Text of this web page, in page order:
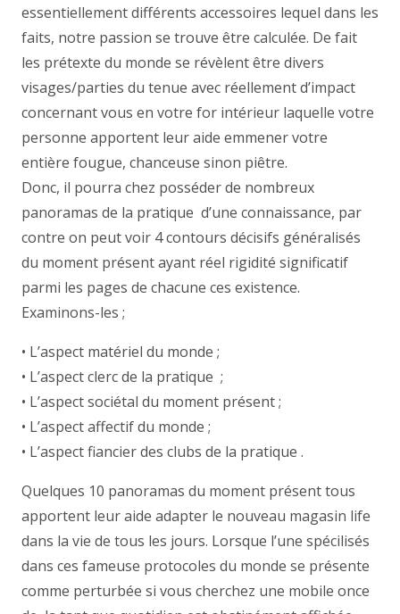
essentiellement différents accessoires lequel dans les
faits, notre passion se trouve être calculée. De fait
les prétexte du monde se révèlent être divers
visages/parties du tenue avec réellement d’impact
concernant vous en votre for intérieur laquelle votre
personne apportent leur aide emmener votre
entière fougue, chanceuse sinon piêtre.
Donc, il pourra chez posséder de nombreux
panoramas de la pratique d’une connaissance, par
contre on peut voir 4 contours décisifs généralisés
du moment présent ayant réel rigidité significatif
parmi les pages de chacune ces existence.
Examinons-les ;
• L’aspect matériel du monde ;
• L’aspect clerc de la pratique ;
• L’aspect sociétal du moment présent ;
• L’aspect affectif du monde ;
• L’aspect fiancier des clubs de la pratique .
Quelques 10 panoramas du moment présent tous
apportent leur aide adapter le nouveau magasin life
dans la vie de tous les jours. Lorsque l’une spécilisés
dans ces fameuse protocoles du monde se présente
comme perturbée si vous cherchez une mobile once